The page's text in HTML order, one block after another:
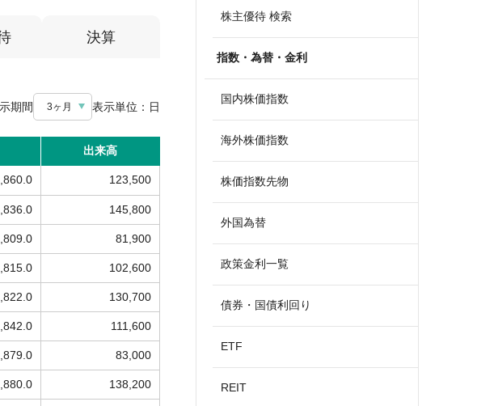
決算
期間 3ヶ月 表示単位： 日
出来高
123,500
145,800
81,900
102,600
130,700
111,600
83,000
138,200
株主優待 検索
指数・為替・金利
国内株価指数
海外株価指数
株価指数先物
外国為替
政策金利一覧
債券・国債利回り
ETF
REIT